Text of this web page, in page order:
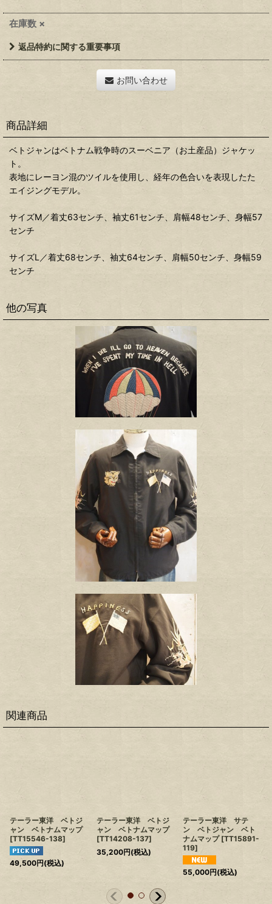
在庫数 ×
返品特約に関する重要事項
お問い合わせ
商品詳細
ベトジャンはベトナム戦争時のスーベニア（お土産品）ジャケッ
ト。
表地にレーヨン混のツイルを使用し、経年の色合いを表現したた
エイジングモデル。
サイズM／着丈63センチ、袖丈61センチ、肩幅48センチ、身幅57
センチ
サイズL／着丈68センチ、袖丈64センチ、肩幅50センチ、身幅59
センチ
他の写真
関連商品
テーラー東洋 ベトジ
ャン ベトナムマップ
[TT15546-138]
49,500円(税込)
テーラー東洋 ベトジ
ャン ベトナムマップ
[TT14208-137]
35,200円(税込)
テーラー東洋 サテ
ン ベトジャン ベト
ナムマップ [TT15891-
119]
55,000円(税込)